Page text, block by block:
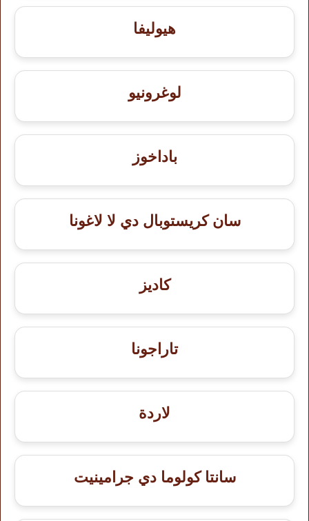
هيوليفا
لوغرونيو
باداخوز
سان كريستوبال دي لا لاغونا
كاديز
تاراجونا
لاردة
سانتا كولوما دي جرامينيت